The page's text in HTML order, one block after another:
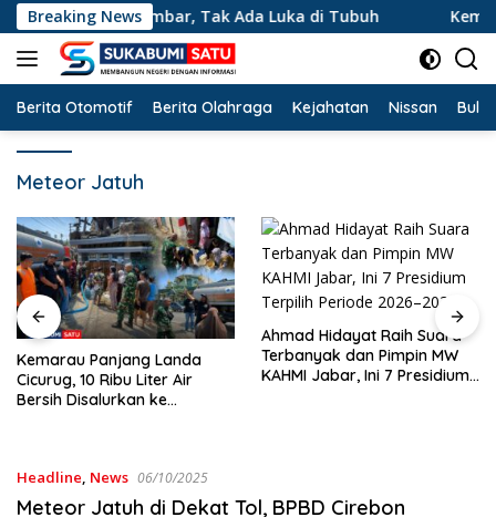
Langsung
ke
konten
Breaking News
Cikembar, Tak Ada Luka di Tubuh Kemarau
Berita Otomotif Berita Olahraga Kejahatan Nissan
Meteor Jatuh
Kemarau Panjang Landa
Cicurug, 10 Ribu Liter Air
Bersih Disalurkan ke
Ahmad Hidayat Raih Suara
Terbanyak dan Pimpin MW
KAHMI Jabar, Ini 7 Presidium
Headline, News 06/10/2025
Meteor Jatuh di Dekat Tol, BPBD Cirebon